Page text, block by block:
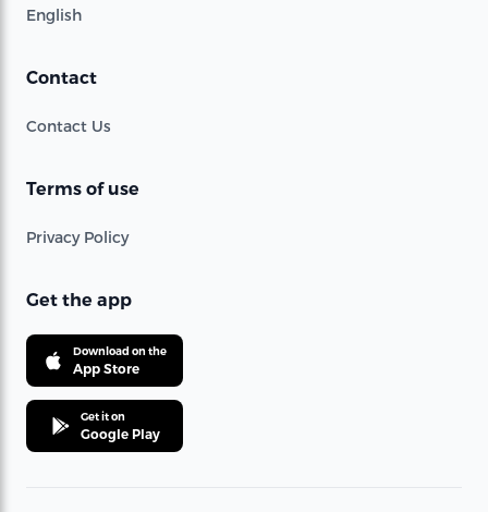
English
Contact
Contact Us
Terms of use
Privacy Policy
Get the app
Download on the
App Store
Get it on
Google Play